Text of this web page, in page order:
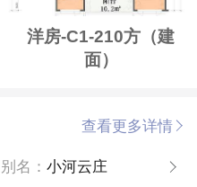
洋房-C1-210方（建
面）
查看更多详情
别名： 小河云庄